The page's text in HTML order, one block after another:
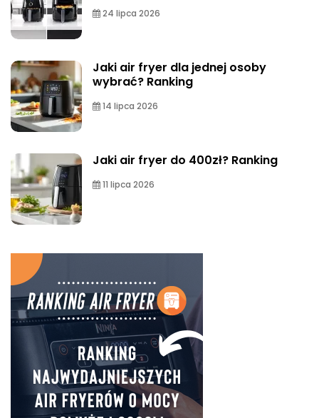
24 lipca 2026
Jaki air fryer dla jednej osoby
wybrać? Ranking
14 lipca 2026
Jaki air fryer do 400zł? Ranking
11 lipca 2026